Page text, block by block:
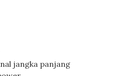
jangka panjang